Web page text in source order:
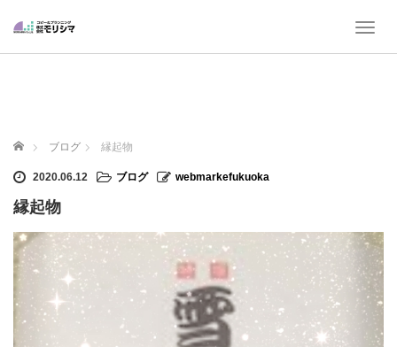
T
t
o
n
ホーム ブログ 縁起物
2020.06.12 ブログ webmarkefukuoka
縁起物